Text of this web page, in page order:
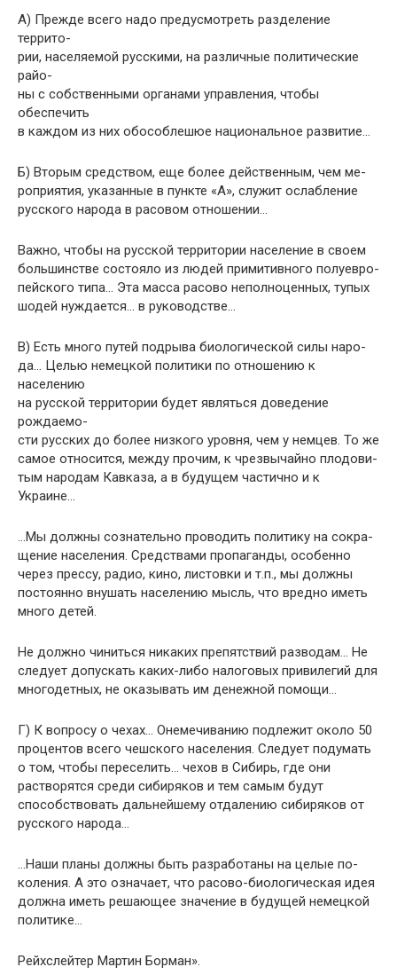
A) Прежде всего надо предусмотреть разделение
террито-
рии, населяемой русскими, на различные политические
райо-
ны с собственными органами управления, чтобы
обеспечить
в каждом из них обособлешюе национальное развитие…
Б) Вторым средством, еще более действенным, чем ме­
роприятия, указанные в пункте «А», служит ослабление
русского народа в расовом отношении…
Важно, чтобы на русской территории население в своем
большинстве состояло из людей примитивного полуевро­
пейского типа… Эта масса расово неполноценных, тупых
шодей нуждается… в руководстве…
B) Есть много путей подрыва биологической силы наро-
да… Целью немецкой политики по отношению к
населению
на русской территории будет являться доведение
рождаемо-
сти русских до более низкого уровня, чем у немцев. То же
самое относится, между прочим, к чрезвычайно плодови-
тым народам Кавказа, а в будущем частично и к
Украине…
…Мы должны сознательно проводить политику на сокра­
щение населения. Средствами пропаганды, особенно
через прессу, радио, кино, листовки и т.п., мы должны
постоянно внушать населению мысль, что вредно иметь
много детей.
Не должно чиниться никаких препятствий разводам… Не
следует допускать каких-либо налоговых привилегий для
многодетных, не оказывать им денежной помощи…
Г) К вопросу о чехах… Онемечиванию подлежит около 50
процентов всего чешского населения. Следует подумать
о том, чтобы переселить… чехов в Сибирь, где они
раство­рятся среди сибиряков и тем самым будут
способствовать дальнейшему отдалению сибиряков от
русского народа…
…Наши планы должны быть разработаны на целые по­
коления. А это означает, что расово-биологическая идея
должна иметь решающее значение в будущей немецкой
по­литике…
Рейхслейтер Мартин Борман».